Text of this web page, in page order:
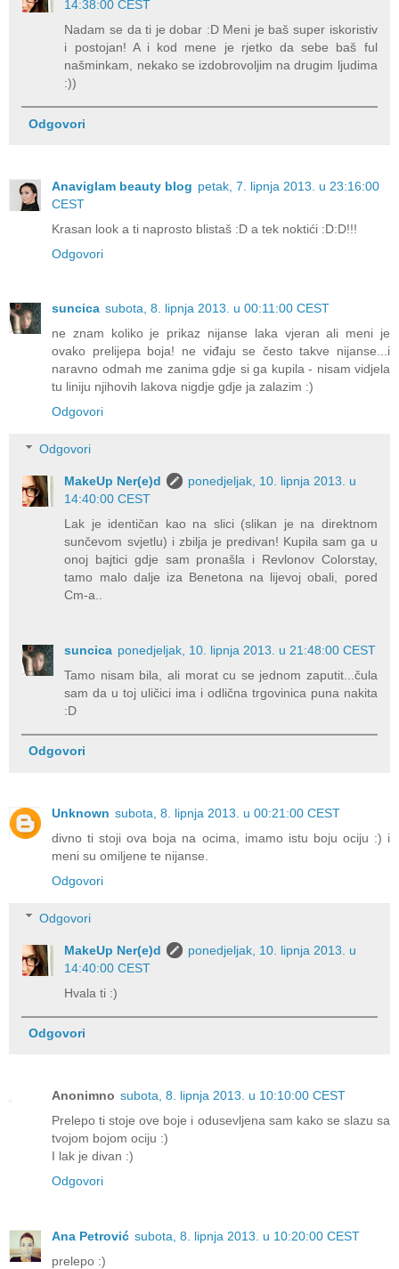
14:38:00 CEST
Nadam se da ti je dobar :D Meni je baš super iskoristiv
i postojan! A i kod mene je rjetko da sebe baš ful
našminkam, nekako se izdobrovoljim na drugim ljudima
:))
Odgovori
Anaviglam beauty blog petak, 7. lipnja 2013. u 23:16:00
CEST
Krasan look a ti naprosto blistaš :D a tek noktići :D:D!!!
Odgovori
suncica subota, 8. lipnja 2013. u 00:11:00 CEST
ne znam koliko je prikaz nijanse laka vjeran ali meni je
ovako prelijepa boja! ne viđaju se često takve nijanse...i
naravno odmah me zanima gdje si ga kupila - nisam vidjela
tu liniju njihovih lakova nigdje gdje ja zalazim :)
Odgovori
Odgovori
MakeUp Ner(e)d
ponedjeljak, 10. lipnja 2013. u
14:40:00 CEST
Lak je identičan kao na slici (slikan je na direktnom
sunčevom svjetlu) i zbilja je predivan! Kupila sam ga u
onoj bajtici gdje sam pronašla i Revlonov Colorstay,
tamo malo dalje iza Benetona na lijevoj obali, pored
Cm-a..
suncica ponedjeljak, 10. lipnja 2013. u 21:48:00 CEST
Tamo nisam bila, ali morat cu se jednom zaputit...čula
sam da u toj uličici ima i odlična trgovinica puna nakita
:D
Odgovori
Unknown subota, 8. lipnja 2013. u 00:21:00 CEST
divno ti stoji ova boja na ocima, imamo istu boju ociju :) i
meni su omiljene te nijanse.
Odgovori
Odgovori
MakeUp Ner(e)d
ponedjeljak, 10. lipnja 2013. u
14:40:00 CEST
Hvala ti :)
Odgovori
Anonimno subota, 8. lipnja 2013. u 10:10:00 CEST
Prelepo ti stoje ove boje i odusevljena sam kako se slazu sa
tvojom bojom ociju :)
I lak je divan :)
Odgovori
Ana Petrović subota, 8. lipnja 2013. u 10:20:00 CEST
prelepo :)